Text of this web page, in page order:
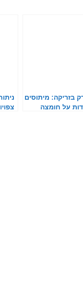
בזריקה: מיתוסים
על חומצה